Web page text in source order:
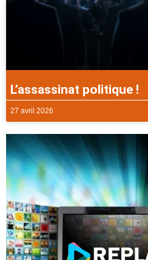
L’assassinat politique !
27 avril 2026